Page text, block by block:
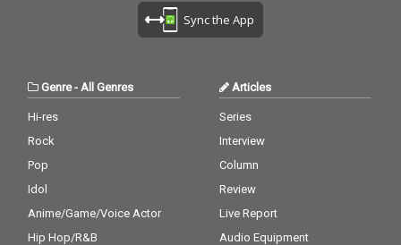
Sync the App
Genre- All Genres
Hi-res
Rock
Pop
Idol
Anime/Game/Voice Actor
Hip Hop/R&B
Articles
Series
Interview
Column
Review
Live Report
Audio Equipment